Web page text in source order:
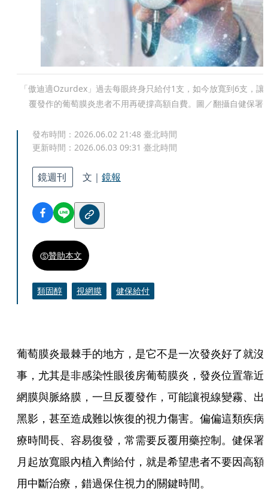
「傲迪適Ozurdex」過去每眼終身只給付1支，如今放寬到6支，讓
覆發作的葡萄膜炎患者不用再硬撐高額自費。圖／翻攝自健保署
發布時間： 2026.06.02 21:48 臺北時間
更新時間： 2026.06.03 09:31 臺北時間
鏡週刊 文｜ 鏡報
贊助本文
類固醇 視網膜 健保給付
葡萄膜炎最棘手的地方，是它不是一次發炎好了就沒
事，尤其是非感染性眼後房葡萄膜炎，發炎位置靠近
網膜與脈絡膜，一旦反覆發作，可能讓視線變霧、出
黑影，甚至造成難以恢復的視力傷害。偏偏這類疾病
療時間長、容易復發，常需要反覆用藥控制。健保署
月起放寬眼內植入劑給付，就是希望患者不要因高額
用中斷治療，錯過保住視力的關鍵時間。